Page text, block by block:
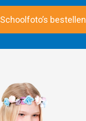
Schoolfoto’s bestellen